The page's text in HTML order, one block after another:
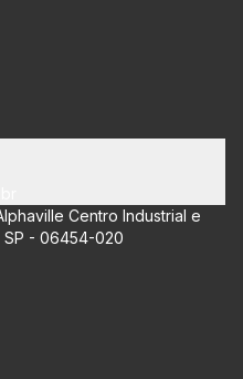
Centro Industrial e
SP - 06454-020